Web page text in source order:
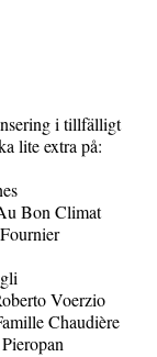
i tillfälligt
lite extra på:
Bon Climat
Voerzio
Chaudière